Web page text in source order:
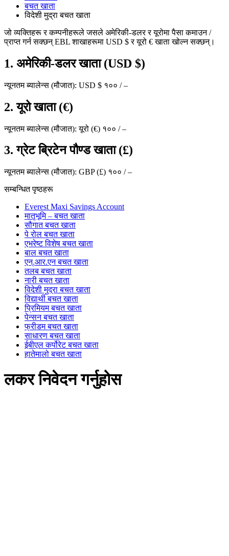
बचत खाता
विदेशी मुद्रा बचत खाता
जो व्यक्तिहरू र कम्पनीहरूले जसले अमेरिकी-डलर र यूरोमा पैसा कमाउन /
प्राप्त गर्न सक्छन् EBL शाखाहरूमा USD $ र यूरो € खाता खोल्न सक्छन्।
1. अमेरिकी-डलर खाता (USD $)
न्यूनतम ब्यालेन्स (मौजात): USD $ १०० / –
2. यूरो खाता (€)
न्यूनतम ब्यालेन्स (मौजात): यूरो (€) १०० / –
3. ग्रेट ब्रिटेन पौण्ड खाता (£)
न्यूनतम ब्यालेन्स (मौजात): GBP (£) १०० / –
सम्बन्धित पृष्ठहरू
Everest Maxi Savings Account
मातृभूमि – बचत खाता
सौगात बचत खाता
पे रोल बचत खाता
एभरेष्ट विशेष बचत खाता
बाल बचत खाता
एन्.आर.एन बचत खाता
तलब बचत खाता
नारी बचत खाता
विदेशी मुद्रा बचत खाता
विद्यार्थी बचत खाता
प्रिमियम बचत खाता
पेन्सन बचत खाता
फ्रीडम बचत खाता
साधारण बचत खाता
ईबीएल कर्पोरेट बचत खाता
हातेमालो बचत खाता
लकर निवेदन गर्नुहोस